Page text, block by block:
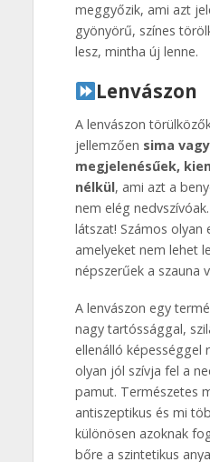
meggyőzik, ami azt
gyönyörű, színes
lesz, mintha új lenne.
Lenvászon
A lenvászon
jellemzően sima
megjelenésűek,
nélkül, ami azt a
nem elég
látszat! Számos olyan
amelyeket nem lehet
népszerűek a szauna
A lenvászon egy
nagy tartóssággal,
ellenálló képességgel
olyan jól szívja fel a
pamut. Természetes
antiszeptikus és mi
különösen azoknak
bőre a szintetikus